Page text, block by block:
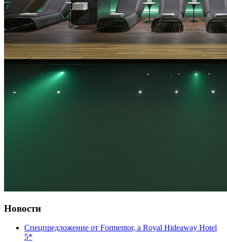
Новости
Cпецпредложение от Formentor, a Royal Hideaway Hotel
5*